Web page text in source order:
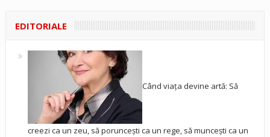
EDITORIALE
Când viața devine artă: Să
creezi ca un zeu, să poruncești ca un rege, să muncești ca un